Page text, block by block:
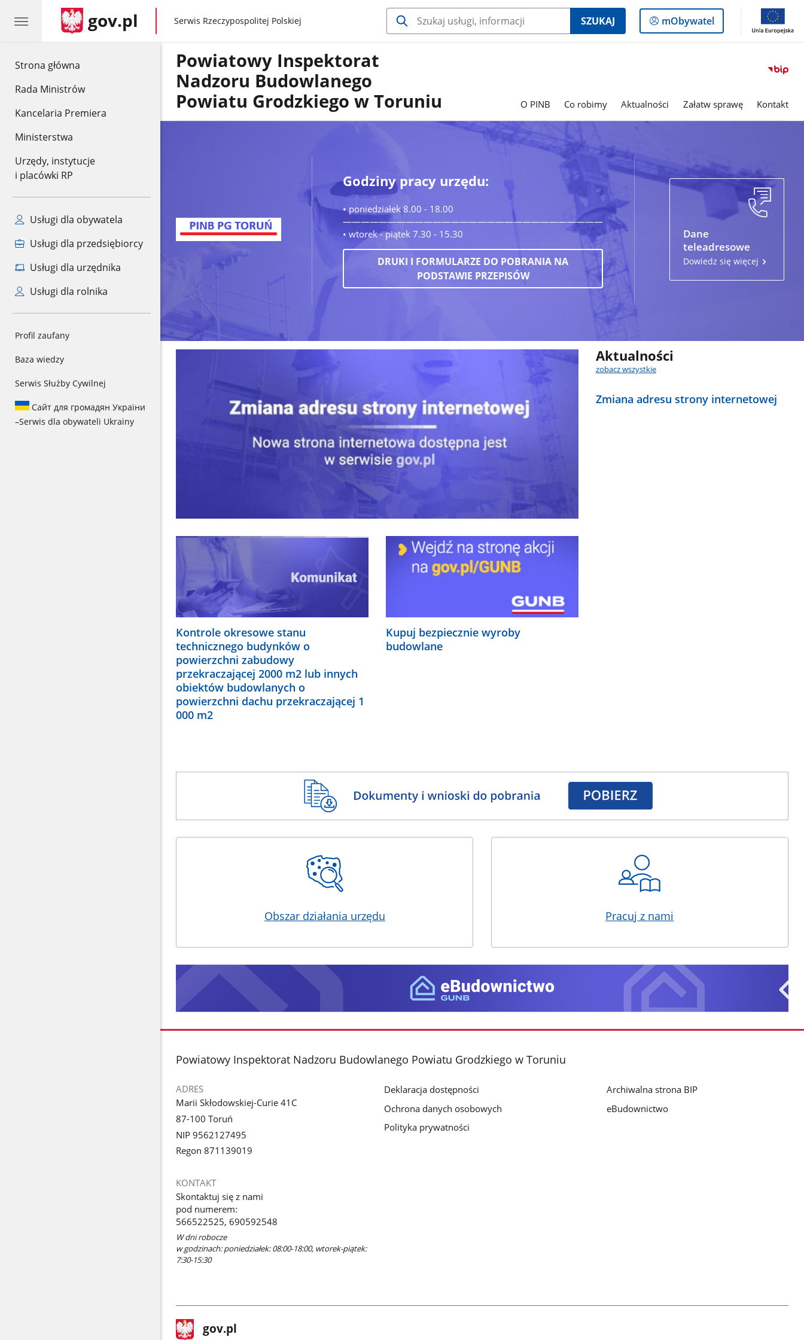
Strona główna
Rada Ministrów
Kancelaria Premiera
Ministerstwa
Urzędy, instytucje
i placówki RP
Usługi dla obywatela
Usługi dla przedsiębiorcy
Usługi dla urzędnika
Usługi dla rolnika
Profil zaufany
Baza wiedzy
Serwis Służby Cywilnej
Сайт для громадян України
–Serwis dla obywateli Ukrainy
gov.pl gov.pl
Serwis Rzeczypospolitej Polskiej SZUKAJ
Logowanie
do
mObywatel
Powiatowy Inspektorat
Nadzoru Budowlanego
Powiatu Grodzkiego w Toruniu
O PINB Co robimy Aktualności Załatw sprawę Kontakt
Godziny pracy urzędu:
• poniedziałek 8.00 - 18.00
—————————————————————————————
• wtorek - piątek 7.30 - 15.30
DRUKI I FORMULARZE DO POBRANIA NA
PODSTAWIE PRZEPISÓW
Dane
teleadresowe
Dowiedz się więcej
Aktualności
zobacz wszystkie
Zmiana adresu strony internetowej
Kontrole okresowe stanu
technicznego budynków o
powierzchni zabudowy
przekraczającej 2000 m2 lub innych
obiektów budowlanych o
powierzchni dachu przekraczającej 1
000 m2
Kupuj bezpiecznie wyroby
budowlane
Obszar działania urzędu Pracuj z nami
stopka
Powiatowy Inspektorat Nadzoru Budowlanego Powiatu Grodzkiego w Toruniu
ADRES
Marii Skłodowskiej-Curie 41C
87-100 Toruń
NIP 9562127495
Regon 871139019
KONTAKT
Skontaktuj się z nami
pod numerem:
566522525, 690592548
W dni robocze
w godzinach: poniedziałek: 08:00-18:00, wtorek-piątek:
7:30-15:30
Deklaracja dostępności
Ochrona danych osobowych
Polityka prywatności
Archiwalna strona BIP
eBudownictwo
stopka
gov.pl Strona
gov.pl